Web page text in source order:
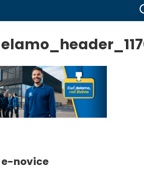
e-novice